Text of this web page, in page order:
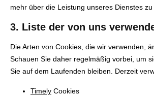
mehr über die Leistung unseres Dienstes zu
3. Liste der von uns
Die Arten von Cookies, die wir verwenden,
Schauen Sie daher regelmäßig vorbei, um
Sie auf dem Laufenden bleiben. Derzeit
Timely Cookies